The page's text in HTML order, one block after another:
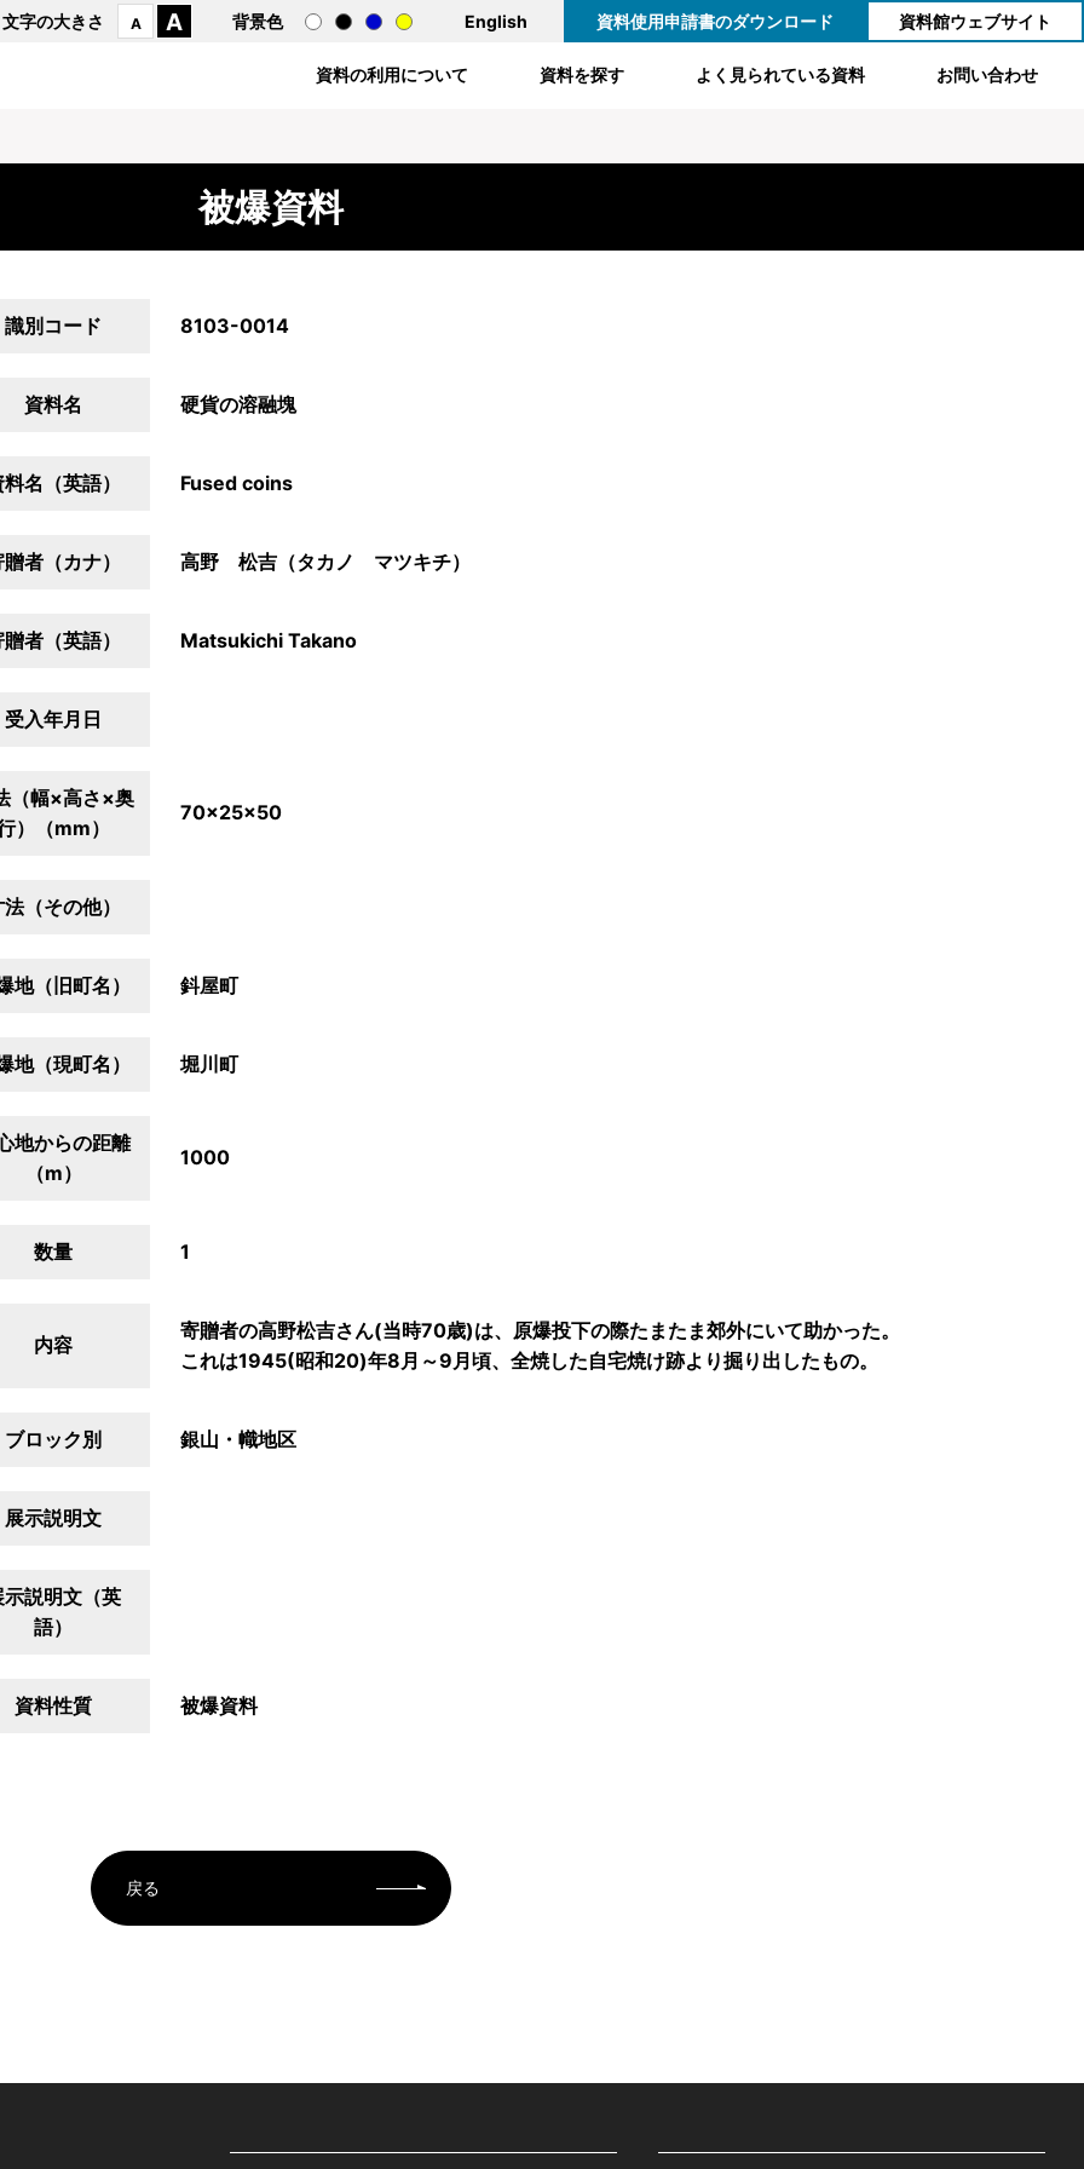
文字の大きさ A A 背景色 English 資料使用申請書のダウンロード 資料館ウェブサイト
資料の利用について 資料を探す よく見られている資料 お問い合わせ
被爆資料
識別コード 8103-0014
資料名 硬貨の溶融塊
名（英語） Fused coins
者（カナ） 高野 松吉（タカノ マツキチ）
者（英語） Matsukichi Takano
受入年月日
（幅×高さ×奥
）（mm）
70×25×50
（その他）
地（旧町名） 鈄屋町
地（現町名） 堀川町
地からの距離
（m）
1000
数量 1
内容
寄贈者の高野松吉さん(当時70歳)は、原爆投下の際たまたま郊外にいて助かった。
これは1945(昭和20)年8月～9月頃、全焼した自宅焼け跡より掘り出したもの。
ブロック別 銀山・幟地区
展示説明文
示説明文（英
語）
資料性質 被爆資料
戻る